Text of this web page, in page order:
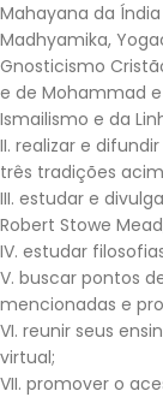
Mahayana da
Madhyamika,
Gnosticismo
e de Mohammad
Ismailismo e da
II. realizar e
três tradições
III. estudar e
Robert Stowe
IV. estudar
V. buscar pontos
mencionadas e
VI. reunir seus
virtual;
VII. promover o